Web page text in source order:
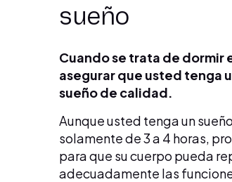
sueño
Cuando se trata de dormir
asegurar que usted tenga
sueño de calidad.
Aunque usted tenga un
solamente de 3 a 4 horas,
para que su cuerpo pueda
adecuadamente las